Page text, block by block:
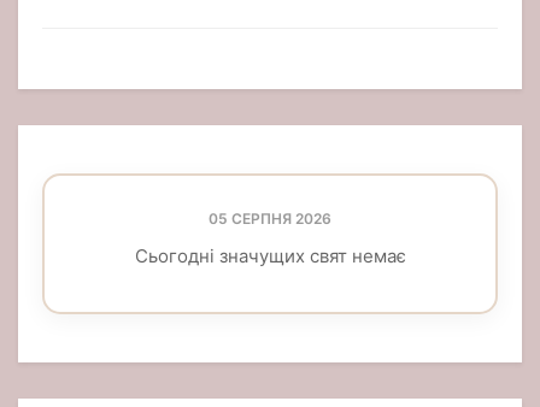
05 СЕРПНЯ 2026
Сьогодні значущих свят немає